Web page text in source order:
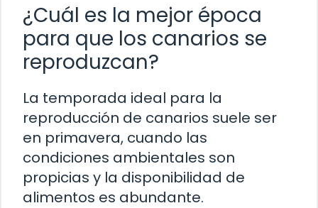
¿Cuál es la mejor época
para que los canarios se
reproduzcan?
La temporada ideal para la
reproducción de canarios suele ser
en primavera, cuando las
condiciones ambientales son
propicias y la disponibilidad de
alimentos es abundante.